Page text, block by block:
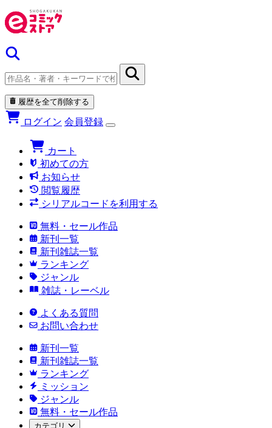
履歴を全て削除する
ログイン 会員登録
カート
初めての方
お知らせ
閲覧履歴
シリアルコードを利用する
無料・セール作品
新刊一覧
新刊雑誌一覧
ランキング
ジャンル
雑誌・レーベル
よくある質問
お問い合わせ
新刊一覧
新刊雑誌一覧
ランキング
ミッション
ジャンル
無料・セール作品
カテゴリ